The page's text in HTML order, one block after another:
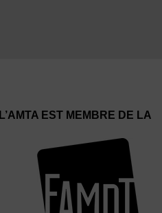
L’AMTA EST MEMBRE DE LA